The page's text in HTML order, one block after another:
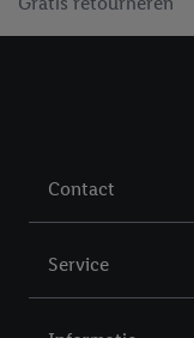
Contact
Service